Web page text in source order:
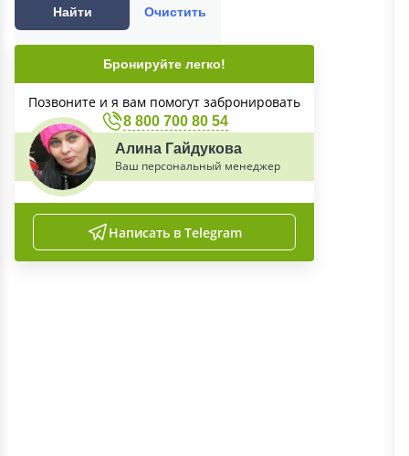
Найти Очистить
Бронируйте легко!
Позвоните и я вам помогут забронировать
8 800 700 80 54
Алина Гайдукова
Ваш персональный менеджер
Написать в Telegram